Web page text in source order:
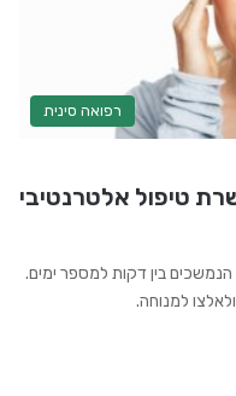
רפואה סינית
טיפול אלטרנטיבי
בין דקות למספר ימים.
למנוחה.